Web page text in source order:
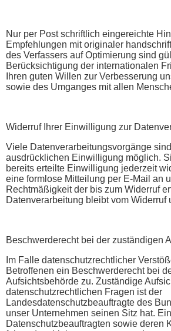
Nur per Post schriftlich eingereichte
Empfehlungen mit originaler
des Verfassers auf Optimierung sind
Berücksichtigung der internationalen
Ihren guten Willen zur Verbesserung
sowie des Umganges mit allen
Widerruf Ihrer Einwilligung zur
Viele Datenverarbeitungsvorgänge
ausdrücklichen Einwilligung möglich.
bereits erteilte Einwilligung jederzeit
eine formlose Mitteilung per E-Mail an
Rechtmäßigkeit der bis zum Widerruf
Datenverarbeitung bleibt vom Widerruf
Beschwerderecht bei der zuständigen
Im Falle datenschutzrechtlicher
Betroffenen ein Beschwerderecht bei
Aufsichtsbehörde zu. Zuständige
datenschutzrechtlichen Fragen ist der
Landesdatenschutzbeauftragte des
unser Unternehmen seinen Sitz hat.
Datenschutzbeauftragten sowie deren